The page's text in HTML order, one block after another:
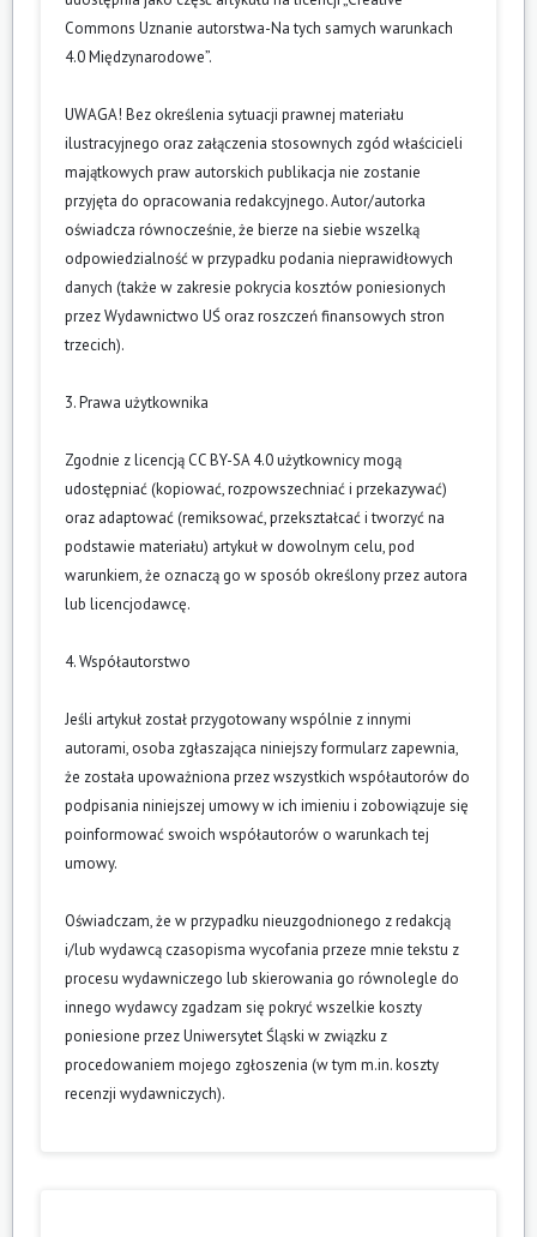
Commons Uznanie autorstwa-Na tych samych warunkach
4.0 Międzynarodowe”.
UWAGA! Bez określenia sytuacji prawnej materiału
ilustracyjnego oraz załączenia stosownych zgód właścicieli
majątkowych praw autorskich publikacja nie zostanie
przyjęta do opracowania redakcyjnego. Autor/autorka
oświadcza równocześnie, że bierze na siebie wszelką
odpowiedzialność w przypadku podania nieprawidłowych
danych (także w zakresie pokrycia kosztów poniesionych
przez Wydawnictwo UŚ oraz roszczeń finansowych stron
trzecich).
3. Prawa użytkownika
Zgodnie z licencją CC BY-SA 4.0 użytkownicy mogą
udostępniać (kopiować, rozpowszechniać i przekazywać)
oraz adaptować (remiksować, przekształcać i tworzyć na
podstawie materiału) artykuł w dowolnym celu, pod
warunkiem, że oznaczą go w sposób określony przez autora
lub licencjodawcę.
4. Współautorstwo
Jeśli artykuł został przygotowany wspólnie z innymi
autorami, osoba zgłaszająca niniejszy formularz zapewnia,
że została upoważniona przez wszystkich współautorów do
podpisania niniejszej umowy w ich imieniu i zobowiązuje się
poinformować swoich współautorów o warunkach tej
umowy.
Oświadczam, że w przypadku nieuzgodnionego z redakcją
i/lub wydawcą czasopisma wycofania przeze mnie tekstu z
procesu wydawniczego lub skierowania go równolegle do
innego wydawcy zgadzam się pokryć wszelkie koszty
poniesione przez Uniwersytet Śląski w związku z
procedowaniem mojego zgłoszenia (w tym m.in. koszty
recenzji wydawniczych).